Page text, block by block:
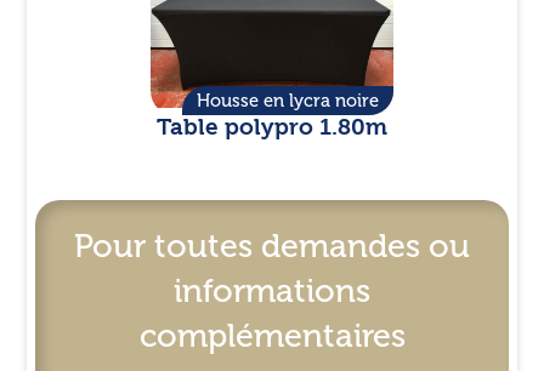
Housse en lycra noire
Table polypro 1.80m
Pour toutes demandes ou
informations
complémentaires